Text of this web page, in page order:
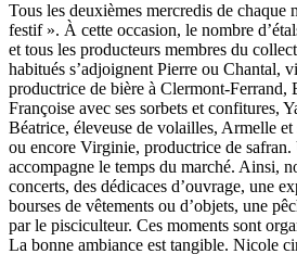
Tous les deuxièmes mercredis de chaque
festif ». À cette occasion, le nombre
et tous les producteurs membres du
habitués s’adjoignent Pierre ou Chantal,
productrice de bière à Clermont-Ferrand,
Françoise avec ses sorbets et confitures,
Béatrice, éleveuse de volailles, Armelle et
ou encore Virginie, productrice de
accompagne le temps du marché. Ainsi,
concerts, des dédicaces d’ouvrage, une
bourses de vêtements ou d’objets, une
par le pisciculteur. Ces moments sont
La bonne ambiance est tangible. Nicole